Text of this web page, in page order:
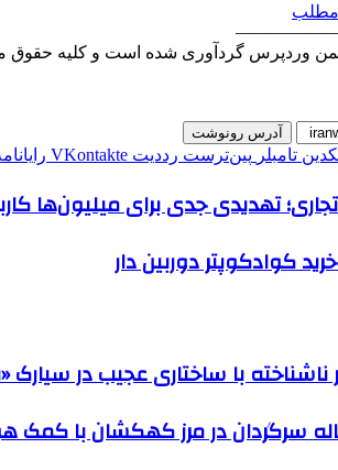
مطلب
وردپرس گردآوری شده است و کلیه حقوق
آدرس رونوشت
‫تامبلر ‫پین‌ترست ‫رددیت ‫VKontakte
تهدیدی جدی برای میلیون‌ها
کوادکوپتر دوربین دار
با ساختاری عجیب در سیارک
سرگردان در مرز کهکشان با